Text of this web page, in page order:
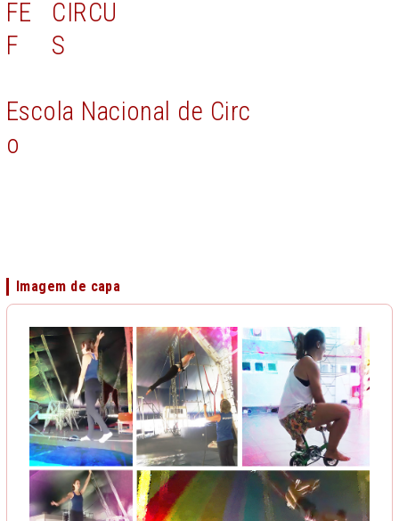
FE
F
CIRCU
S
Escola Nacional de Circ
o
Imagem de capa